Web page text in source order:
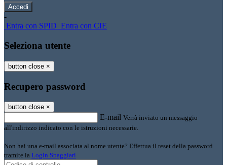
-
Entra con SPID Entra con CIE
Seleziona utente
button close ×
Recupero password
button close ×
E-mail Verrà inviato un messaggio
all'indirizzo indicato con le istruzioni necessarie.
Non hai una e-mail associata al nome utente? Effettua il reset della password
tramite la Login Spaggiari